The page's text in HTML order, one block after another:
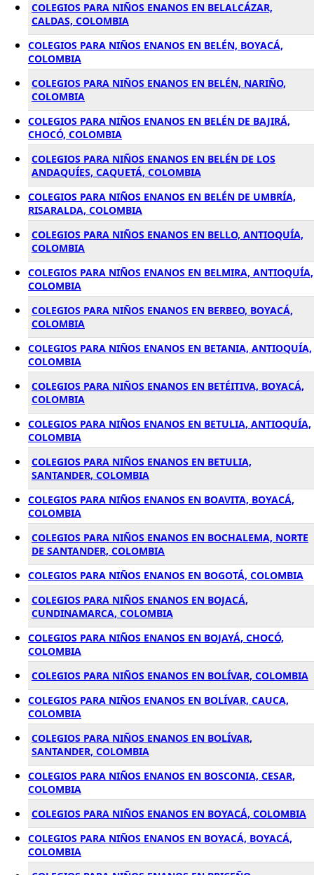
COLEGIOS PARA NIÑOS ENANOS EN BELALCÁZAR,
CALDAS, COLOMBIA
COLEGIOS PARA NIÑOS ENANOS EN BELÉN, BOYACÁ,
COLOMBIA
COLEGIOS PARA NIÑOS ENANOS EN BELÉN, NARIÑO,
COLOMBIA
COLEGIOS PARA NIÑOS ENANOS EN BELÉN DE BAJIRÁ,
CHOCÓ, COLOMBIA
COLEGIOS PARA NIÑOS ENANOS EN BELÉN DE LOS
ANDAQUÍES, CAQUETÁ, COLOMBIA
COLEGIOS PARA NIÑOS ENANOS EN BELÉN DE UMBRÍA,
RISARALDA, COLOMBIA
COLEGIOS PARA NIÑOS ENANOS EN BELLO, ANTIOQUÍA,
COLOMBIA
COLEGIOS PARA NIÑOS ENANOS EN BELMIRA, ANTIOQUÍA,
COLOMBIA
COLEGIOS PARA NIÑOS ENANOS EN BERBEO, BOYACÁ,
COLOMBIA
COLEGIOS PARA NIÑOS ENANOS EN BETANIA, ANTIOQUÍA,
COLOMBIA
COLEGIOS PARA NIÑOS ENANOS EN BETÉITIVA, BOYACÁ,
COLOMBIA
COLEGIOS PARA NIÑOS ENANOS EN BETULIA, ANTIOQUÍA,
COLOMBIA
COLEGIOS PARA NIÑOS ENANOS EN BETULIA,
SANTANDER, COLOMBIA
COLEGIOS PARA NIÑOS ENANOS EN BOAVITA, BOYACÁ,
COLOMBIA
COLEGIOS PARA NIÑOS ENANOS EN BOCHALEMA, NORTE
DE SANTANDER, COLOMBIA
COLEGIOS PARA NIÑOS ENANOS EN BOGOTÁ, COLOMBIA
COLEGIOS PARA NIÑOS ENANOS EN BOJACÁ,
CUNDINAMARCA, COLOMBIA
COLEGIOS PARA NIÑOS ENANOS EN BOJAYÁ, CHOCÓ,
COLOMBIA
COLEGIOS PARA NIÑOS ENANOS EN BOLÍVAR, COLOMBIA
COLEGIOS PARA NIÑOS ENANOS EN BOLÍVAR, CAUCA,
COLOMBIA
COLEGIOS PARA NIÑOS ENANOS EN BOLÍVAR,
SANTANDER, COLOMBIA
COLEGIOS PARA NIÑOS ENANOS EN BOSCONIA, CESAR,
COLOMBIA
COLEGIOS PARA NIÑOS ENANOS EN BOYACÁ, COLOMBIA
COLEGIOS PARA NIÑOS ENANOS EN BOYACÁ, BOYACÁ,
COLOMBIA